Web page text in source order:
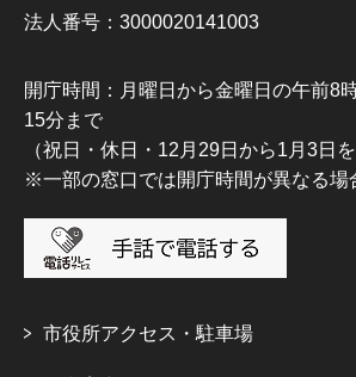
法人番号：3000020141003
開庁時間：月曜日から金曜日の午前8
15分まで
（祝日・休日・12月29日から1月3日を
※一部の窓口では開庁時間が異なる場
市役所アクセス・駐車場